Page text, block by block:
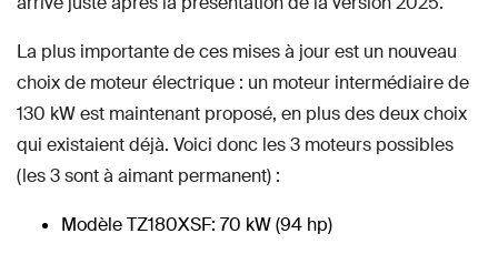
La plus importante de ces mises à jour est un nouveau
choix de moteur électrique : un moteur intermédiaire de
130 kW est maintenant proposé, en plus des deux choix
qui existaient déjà. Voici donc les 3 moteurs possibles
(les 3 sont à aimant permanent) :
Modèle TZ180XSF: 70 kW (94 hp)